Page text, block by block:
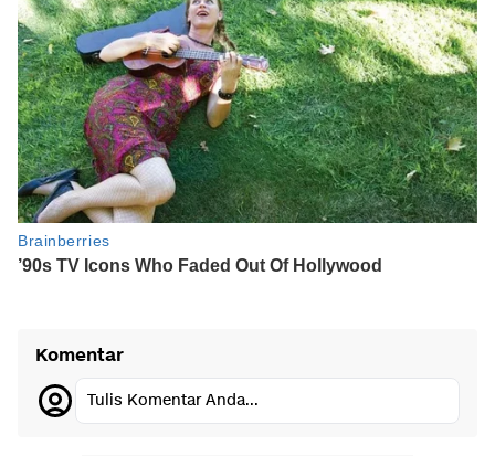
Komentar
Tulis Komentar Anda...